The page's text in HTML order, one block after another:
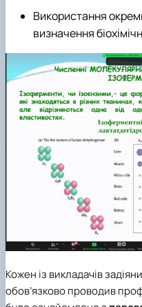
Використання
визначення
Кожен із викладачів
обов’язково проводив